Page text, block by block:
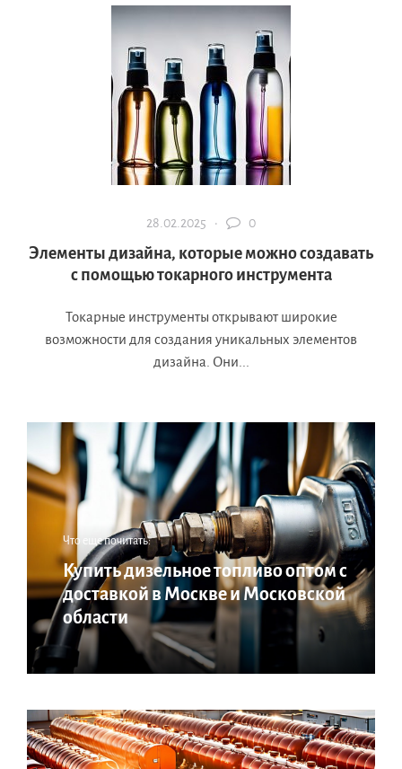
28.02.2025 · 0
Элементы дизайна, которые можно создавать
с помощью токарного инструмента
Токарные инструменты открывают широкие
возможности для создания уникальных элементов
дизайна. Они...
Что еще почитать:
Купить дизельное топливо оптом с
доставкой в Москве и Московской
области